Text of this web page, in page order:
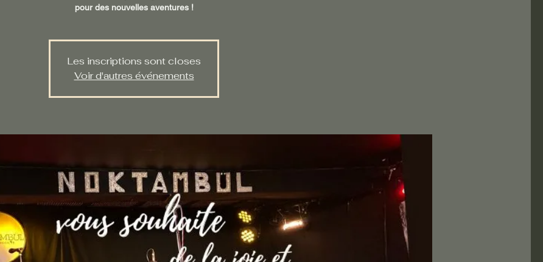
pour des nouvelles aventures !
Les inscriptions sont closes
Voir d'autres événements